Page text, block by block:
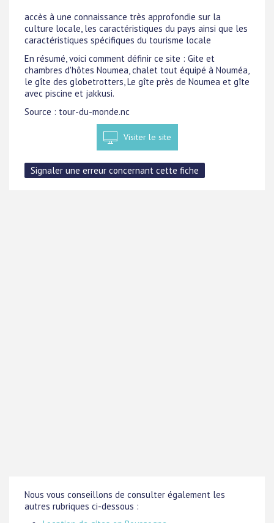
accès à une connaissance très approfondie sur la
culture locale, les caractéristiques du pays ainsi que les
caractéristiques spécifiques du tourisme locale
En résumé, voici comment définir ce site : Gite et
chambres d'hôtes Noumea, chalet tout équipé à Nouméa,
le gîte des globetrotters, Le gîte près de Noumea et gîte
avec piscine et jakkusi.
Source : tour-du-monde.nc
Visiter le site
Nous vous conseillons de consulter également les
autres rubriques ci-dessous :